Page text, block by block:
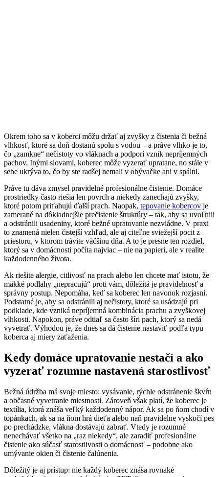
Okrem toho sa v koberci môžu držať aj zvyšky z čistenia či bežná
vlhkosť, ktoré sa doň dostanú spolu s vodou – a práve vlhko je to,
čo „zamkne“ nečistoty vo vláknach a podporí vznik nepríjemných
pachov. Inými slovami, koberec môže vyzerať upratane, no stále v
sebe ukrýva to, čo by ste radšej nemali v obývačke ani v spálni.
Práve tu dáva zmysel pravidelné profesionálne čistenie. Domáce
prostriedky často riešia len povrch a niekedy zanechajú zvyšky,
ktoré potom priťahujú ďalší prach. Naopak, tepovanie kobercov je
zamerané na dôkladnejšie prečistenie štruktúry – tak, aby sa uvoľnili
a odstránili usadeniny, ktoré bežné upratovanie nezvládne. V praxi
to znamená nielen čistejší vzhľad, ale aj citeľne sviežejší pocit z
priestoru, v ktorom trávite väčšinu dňa. A to je presne ten rozdiel,
ktorý sa v domácnosti počíta najviac – nie na papieri, ale v realite
každodenného života.
Ak riešite alergie, citlivosť na prach alebo len chcete mať istotu, že
mäkké podlahy „nepracujú“ proti vám, dôležitá je pravidelnosť a
správny postup. Nepomáha, keď sa koberec len navonok rozjasní.
Podstatné je, aby sa odstránili aj nečistoty, ktoré sa usádzajú pri
podklade, kde vzniká nepríjemná kombinácia prachu a zvyškovej
vlhkosti. Napokon, práve odtiaľ sa často šíri pach, ktorý sa nedá
vyvetrať. Výhodou je, že dnes sa dá čistenie nastaviť podľa typu
koberca aj miery zaťaženia.
Kedy domáce upratovanie nestačí a ako
vyzerať rozumne nastavená starostlivosť
Bežná údržba má svoje miesto: vysávanie, rýchle odstránenie škvŕn
a občasné vyvetranie miestnosti. Zároveň však platí, že koberec je
textília, ktorá znáša veľký každodenný nápor. Ak sa po ňom chodí v
topánkach, ak sa na ňom hrá dieťa alebo naň pravidelne vyskočí pes
po prechádzke, vlákna dostávajú zabrať. Vtedy je rozumné
nenechávať všetko na „raz niekedy“, ale zaradiť profesionálne
čistenie ako súčasť starostlivosti o domácnosť – podobne ako
umývanie okien či čistenie čalúnenia.
Dôležitý je aj prístup: nie každý koberec znáša rovnaké